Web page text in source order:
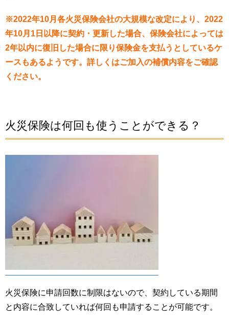
※2022年10月各火災保険会社の大規模な改定により、2022
年10月1日以降に契約・更新した場合、保険会社によっては
2年以内に復旧した場合に限り保険金を支払うとしているケ
ースもあるようです。詳しくはご加入の補償内容をご確認
ください。
火災保険は何回も使うことができる？
火災保険に申請回数に制限はないので、契約している期間
と内容に合致していれば何回も申請することが可能です。